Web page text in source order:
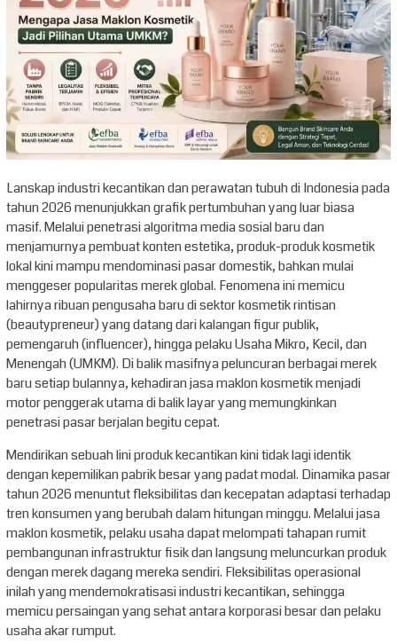
Lanskap industri kecantikan dan perawatan tubuh di Indonesia pada
tahun 2026 menunjukkan grafik pertumbuhan yang luar biasa
masif. Melalui penetrasi algoritma media sosial baru dan
menjamurnya pembuat konten estetika, produk-produk kosmetik
lokal kini mampu mendominasi pasar domestik, bahkan mulai
menggeser popularitas merek global. Fenomena ini memicu
lahirnya ribuan pengusaha baru di sektor kosmetik rintisan
(beautypreneur) yang datang dari kalangan figur publik,
pemengaruh (influencer), hingga pelaku Usaha Mikro, Kecil, dan
Menengah (UMKM). Di balik masifnya peluncuran berbagai merek
baru setiap bulannya, kehadiran jasa maklon kosmetik menjadi
motor penggerak utama di balik layar yang memungkinkan
penetrasi pasar berjalan begitu cepat.
Mendirikan sebuah lini produk kecantikan kini tidak lagi identik
dengan kepemilikan pabrik besar yang padat modal. Dinamika pasar
tahun 2026 menuntut fleksibilitas dan kecepatan adaptasi terhadap
tren konsumen yang berubah dalam hitungan minggu. Melalui jasa
maklon kosmetik, pelaku usaha dapat melompati tahapan rumit
pembangunan infrastruktur fisik dan langsung meluncurkan produk
dengan merek dagang mereka sendiri. Fleksibilitas operasional
inilah yang mendemokratisasi industri kecantikan, sehingga
memicu persaingan yang sehat antara korporasi besar dan pelaku
usaha akar rumput.